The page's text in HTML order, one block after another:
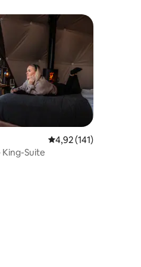
von 5, 67 Bewertungen
Durchschnittliche
4,92 (141)
King-Suite